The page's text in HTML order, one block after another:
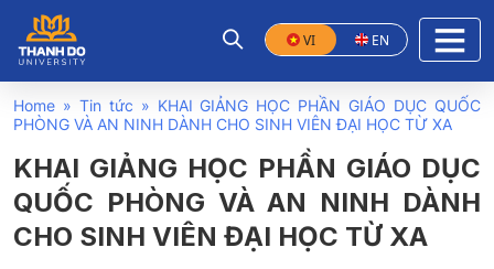
VI EN
Home » Tin tức » KHAI GIẢNG HỌC PHẦN GIÁO DỤC QUỐC
PHÒNG VÀ AN NINH DÀNH CHO SINH VIÊN ĐẠI HỌC TỪ XA
KHAI GIẢNG HỌC PHẦN GIÁO DỤC
QUỐC PHÒNG VÀ AN NINH DÀNH
CHO SINH VIÊN ĐẠI HỌC TỪ XA